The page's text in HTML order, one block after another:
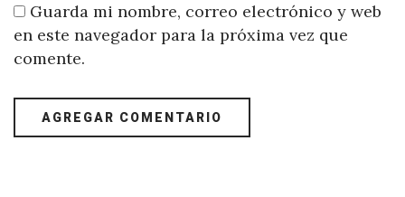
Guarda mi nombre, correo electrónico y web
en este navegador para la próxima vez que
comente.